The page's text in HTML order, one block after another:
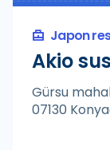
Japon
Akio
Gürsu
07130